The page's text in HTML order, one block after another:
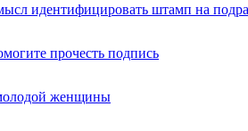
идентифицировать штамп на
прочесть подпись
женщины